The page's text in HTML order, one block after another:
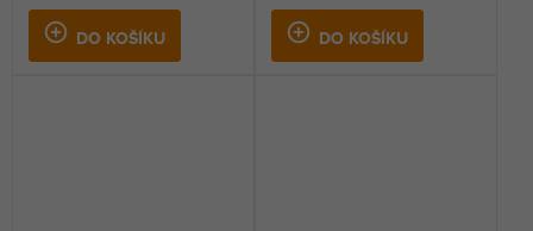
DO KOŠÍKU DO KOŠÍKU